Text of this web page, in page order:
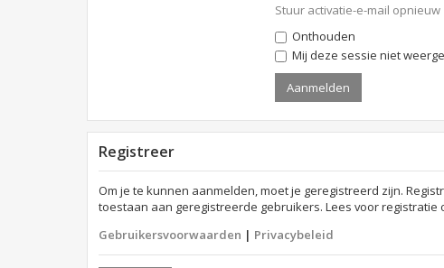
Stuur activatie-e-mail opnieuw
Onthouden
Mij deze sessie niet
Registreer
Om je te kunnen aanmelden, moet je geregistreerd zijn.
toestaan aan geregistreerde gebruikers. Lees voor
Gebruikersvoorwaarden | Privacybeleid